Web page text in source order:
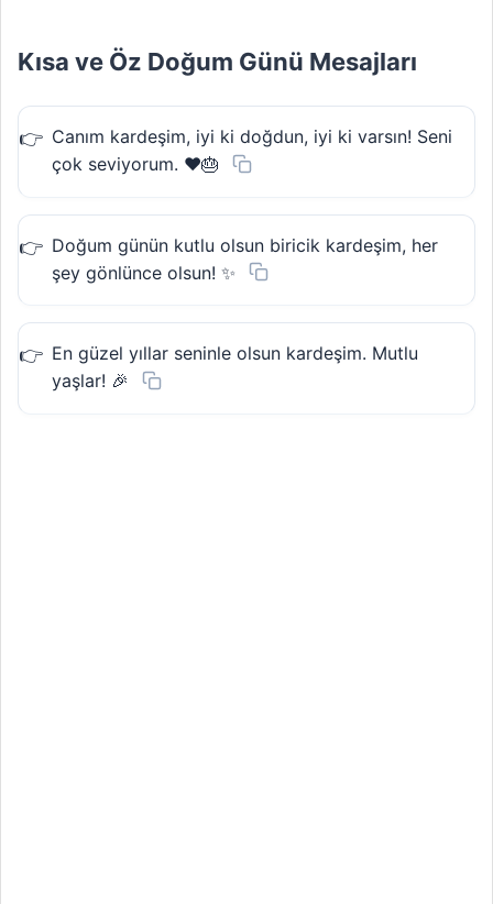
Kısa ve Öz Doğum Günü Mesajları
Canım kardeşim, iyi ki doğdun, iyi ki varsın! Seni
çok seviyorum. ❤️🎂
Doğum günün kutlu olsun biricik kardeşim, her
şey gönlünce olsun! ✨
En güzel yıllar seninle olsun kardeşim. Mutlu
yaşlar! 🎉